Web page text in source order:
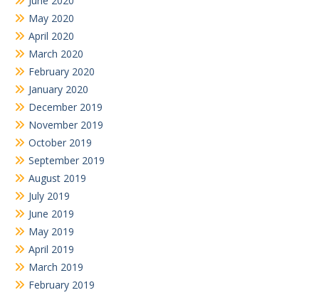
May 2020
April 2020
March 2020
February 2020
January 2020
December 2019
November 2019
October 2019
September 2019
August 2019
July 2019
June 2019
May 2019
April 2019
March 2019
February 2019